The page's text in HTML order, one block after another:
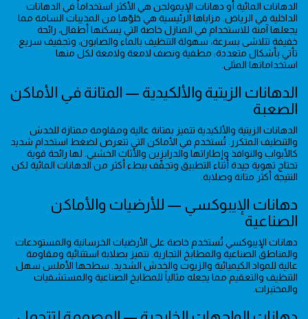
الدهانات المائية أو دهانات الإيمولجن هي الأكثر استخداماً في الدهانات
الداخلية في الرياض. مزاياها الرئيسية هي خلوّها من المذيبات السامة مما
يجعلها آمنة للاستخدام في المنازل خاصة التي يسكنها أطفال، رائحة
خفيفة تتلاشى بسرعة، سهولة التنظيف بالماء والصابون، وتجفيف سريع.
تأتي بأشكال متعددة: مطفية ونصف لامعة ولامعة لكل منها
استخداماتها المثلى.
الدهانات الزيتية والألكيدية — المتانة في الأماكن
الصعبة
الدهانات الزيتية والألكيدية تتميز بمتانة عالية ومقاومة ممتازة للخدش
والتنظيف المتكرر. تُستخدم في الأماكن التي تتعرض لضغط استخدام شديد
كالأبواب والنوافذ وإطاراتها والدرابزين والأثاث الخشبي. لها رائحة قوية
تحتاج تهوية جيدة أثناء التطبيق وتجفّف ببطء أكثر من الدهانات المائية لكن
النتيجة أكثر متانة وصلابة.
دهانات الإيبوكسي — للأرضيات والأماكن
الصناعية
دهانات الإيبوكسي تُستخدم خاصة على الأرضيات الخرسانية والمستودعات
والمناطق الصناعية والمطابخ التجارية. تتميز بصلابة استثنائية ومقاومة
عالية للمواد الكيميائية والزيوت والخدش الشديد. سطحها الأملس سهل
التنظيف والتعقيم مما يجعله مثالياً للمطابخ الصناعية والمستشفيات
والمختبرات.